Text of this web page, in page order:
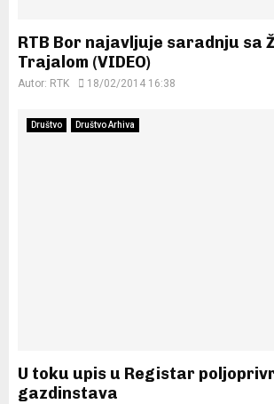
RTB Bor najavljuje saradnju sa
Trajalom (VIDEO)
Autor: RTK 18/02/2014 16:38
Društvo Društvo Arhiva
U toku upis u Registar
gazdinstava